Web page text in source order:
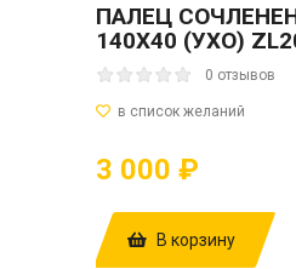
ПАЛЕЦ
140Х40 (УХО)
0 отзывов
3 000 ₽
В корзину